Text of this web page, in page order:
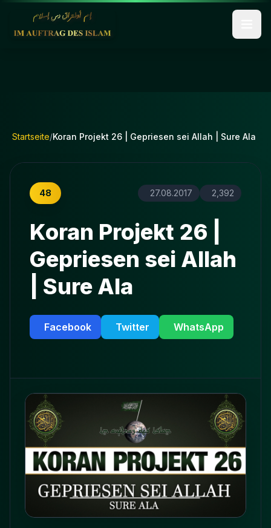
Startseite/Koran Projekt 26 | Gepriesen sei Allah | Sure Ala
48 27.08.2017 2,392
Koran Projekt 26 |
Gepriesen sei Allah
| Sure Ala
Facebook Twitter WhatsApp